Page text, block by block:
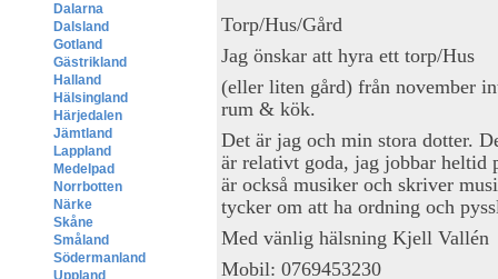
Dalarna
Dalsland
Gotland
Gästrikland
Halland
Hälsingland
Härjedalen
Jämtland
Lappland
Medelpad
Norrbotten
Närke
Skåne
Småland
Södermanland
Uppland
Torp/Hus/Gård
Jag önskar att hyra ett torp/Hus
(eller liten gård) från november
rum & kök.
Det är jag och min stora dotter.
är relativt goda, jag jobbar heltid
är också musiker och skriver
tycker om att ha ordning och
Med vänlig hälsning Kjell Vallén
Mobil: 0769453230